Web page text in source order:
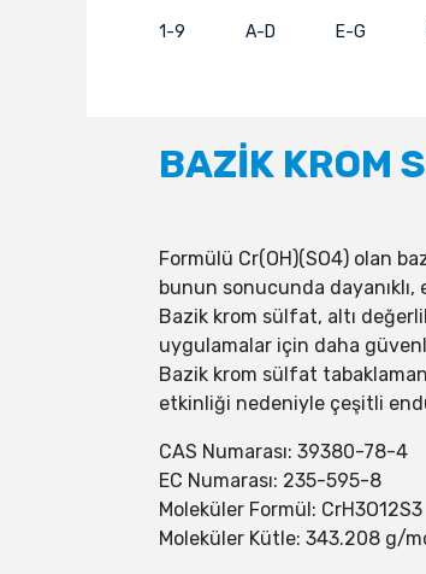
1-9 A-D E-G
BAZİK KROM
Formülü Cr(OH)(SO4) olan
bunun sonucunda dayanıklı,
Bazik krom sülfat, altı
uygulamalar için daha
Bazik krom sülfat
etkinliği nedeniyle çeşitli
CAS Numarası: 39380-78-4
EC Numarası: 235-595-8
Moleküler Formül: CrH3O12S3
Moleküler Kütle: 343.208 g/